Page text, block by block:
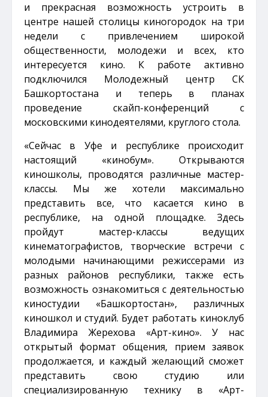
и прекрасная возможность устроить в
центре нашей столицы киногородок на три
недели с привлечением широкой
общественности, молодежи и всех, кто
интересуется кино. К работе активно
подключился Молодежный центр СК
Башкортостана и теперь в планах
проведение скайп-конференций с
московскими кинодеятелями, круглого стола.
«Сейчас в Уфе и республике происходит
настоящий «кинобум». Открываются
киношколы, проводятся различные мастер-
классы. Мы же хотели максимально
представить все, что касается кино в
республике, на одной площадке. Здесь
пройдут мастер-классы ведущих
кинематографистов, творческие встречи с
молодыми начинающими режиссерами из
разных районов республики, также есть
возможность ознакомиться с деятельностью
киностудии «Башкортостан», различных
киношкол и студий. Будет работать киноклуб
Владимира Жерехова «Арт-кино». У нас
открытый формат общения, прием заявок
продолжается, и каждый желающий сможет
представить свою студию или
специализированную технику в «Арт-